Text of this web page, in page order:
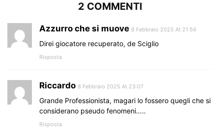
2 COMMENTI
Azzurro che si muove 8 Febbraio 2025 At 21:56
Direi giocatore recuperato, de Sciglio
Risposta
Riccardo 8 Febbraio 2025 At 23:07
Grande Professionista, magari lo fossero quegli che si
considerano pseudo fenomeni…..
Risposta